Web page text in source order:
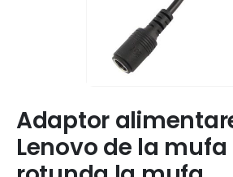
Adaptor
Lenovo de la mufa